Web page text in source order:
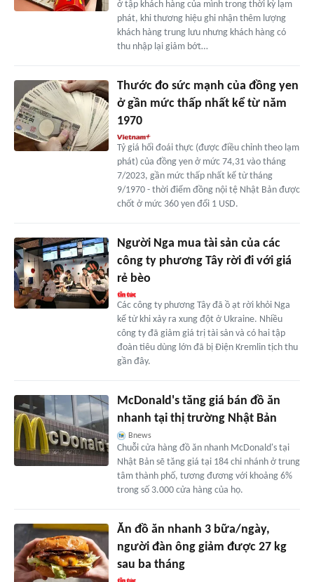
ở tập khách hàng của mình trong thời kỳ lạm
phát, khi thương hiệu ghi nhận thêm lượng
khách hàng trung lưu nhưng khách hàng có
thu nhập lại giảm bớt…
Thước đo sức mạnh của đồng yen
ở gần mức thấp nhất kể từ năm
1970
Tỷ giá hối đoái thực (được điều chỉnh theo lạm
phát) của đồng yen ở mức 74,31 vào tháng
7/2023, gần mức thấp nhất kể từ tháng
9/1970 - thời điểm đồng nội tệ Nhật Bản được
chốt ở mức 360 yen đổi 1 USD.
Người Nga mua tài sản của các
công ty phương Tây rời đi với giá
rẻ bèo
Các công ty phương Tây đã ồ ạt rời khỏi Nga
kể từ khi xảy ra xung đột ở Ukraine. Nhiều
công ty đã giảm giá trị tài sản và có hai tập
đoàn tiêu dùng lớn đã bị Điện Kremlin tịch thu
gần đây.
McDonald's tăng giá bán đồ ăn
nhanh tại thị trường Nhật Bản
Bnews
Chuỗi cửa hàng đồ ăn nhanh McDonald's tại
Nhật Bản sẽ tăng giá tại 184 chi nhánh ở trung
tâm thành phố, tương đương với khoảng 6%
trong số 3.000 cửa hàng của họ.
Ăn đồ ăn nhanh 3 bữa/ngày,
người đàn ông giảm được 27 kg
sau ba tháng